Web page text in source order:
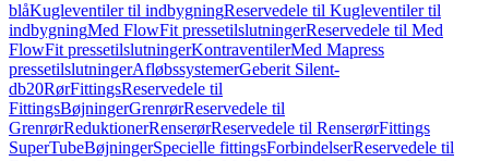
blåKugleventiler til indbygningReservedele til Kugleventiler til
indbygningMed FlowFit pressetilslutningerReservedele til Med
FlowFit pressetilslutningerKontraventilerMed Mapress
pressetilslutningerAfløbssystemerGeberit Silent-
db20RørFittingsReservedele til
FittingsBøjningerGrenrørReservedele til
GrenrørReduktionerRenserørReservedele til RenserørFittings
SuperTubeBøjningerSpecielle fittingsForbindelserReservedele til